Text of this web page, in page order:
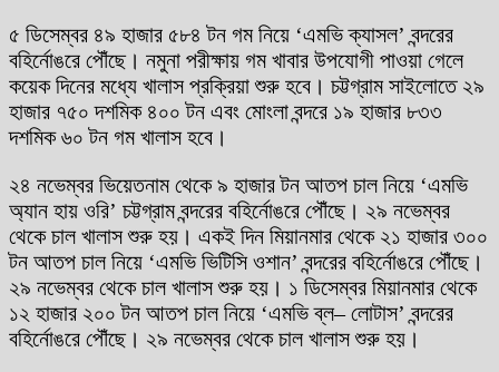
৫ ডিসেম্বর ৪৯ হাজার ৫৮৪ টন গম নিয়ে ‘এমভি ক্যাসল’ বন্দরের
বহির্নোঙরে পৌঁছে। নমুনা পরীক্ষায় গম খাবার উপযোগী পাওয়া গেলে
কয়েক দিনের মধ্যে খালাস প্রক্রিয়া শুরু হবে। চট্টগ্রাম সাইলোতে ২৯
হাজার ৭৫০ দশমিক ৪০০ টন এবং মোংলা বন্দরে ১৯ হাজার ৮৩৩
দশমিক ৬০ টন গম খালাস হবে।
২৪ নভেম্বর ভিয়েতনাম থেকে ৯ হাজার টন আতপ চাল নিয়ে ‘এমভি
অ্যান হায় ওরি’ চট্টগ্রাম বন্দরের বহির্নোঙরে পৌঁছে। ২৯ নভেম্বর
থেকে চাল খালাস শুরু হয়। একই দিন মিয়ানমার থেকে ২১ হাজার ৩০০
টন আতপ চাল নিয়ে ‘এমভি ভিটিসি ওশান’ বন্দরের বহির্নোঙরে পৌঁছে।
২৯ নভেম্বর থেকে চাল খালাস শুরু হয়। ১ ডিসেম্বর মিয়ানমার থেকে
১২ হাজার ২০০ টন আতপ চাল নিয়ে ‘এমভি ব্ল– লোটাস’ বন্দরের
বহির্নোঙরে পৌঁছে। ২৯ নভেম্বর থেকে চাল খালাস শুরু হয়।